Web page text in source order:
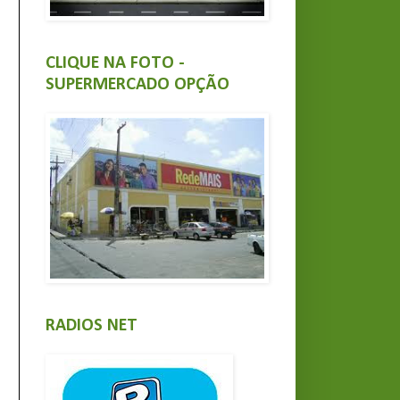
CLIQUE NA FOTO -
SUPERMERCADO OPÇÃO
RADIOS NET